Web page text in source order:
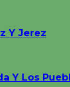
Y Jerez
Y Los